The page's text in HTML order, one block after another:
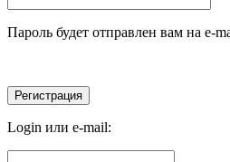
Пароль будет отправлен вам на e-
Login или e-mail: